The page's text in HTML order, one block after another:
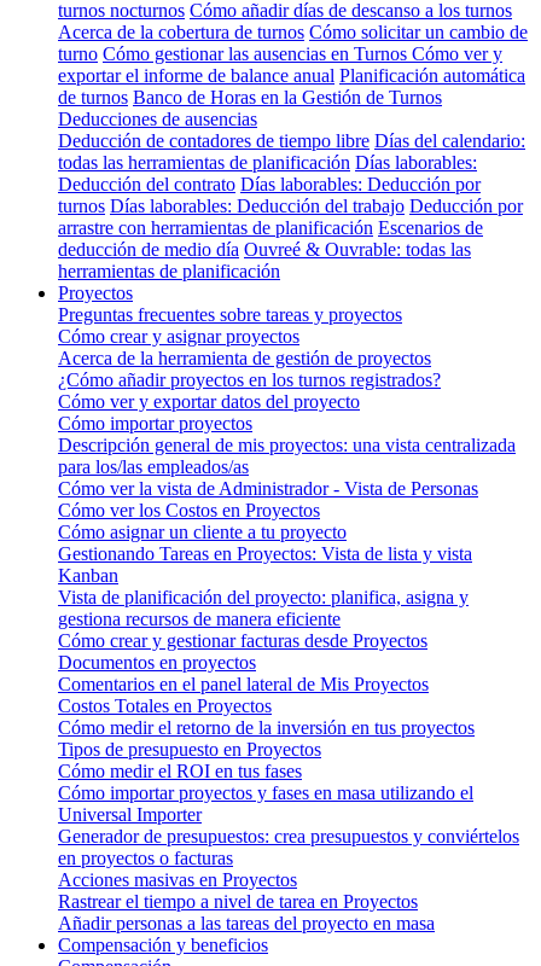
turnos nocturnos Cómo añadir días de descanso a los turnos
Acerca de la cobertura de turnos Cómo solicitar un cambio de
turno Cómo gestionar las ausencias en Turnos Cómo ver y
exportar el informe de balance anual Planificación automática
de turnos Banco de Horas en la Gestión de Turnos
Deducciones de ausencias
Deducción de contadores de tiempo libre Días del calendario:
todas las herramientas de planificación Días laborables:
Deducción del contrato Días laborables: Deducción por
turnos Días laborables: Deducción del trabajo Deducción por
arrastre con herramientas de planificación Escenarios de
deducción de medio día Ouvreé & Ouvrable: todas las
herramientas de planificación
Proyectos
Preguntas frecuentes sobre tareas y proyectos
Cómo crear y asignar proyectos
Acerca de la herramienta de gestión de proyectos
¿Cómo añadir proyectos en los turnos registrados?
Cómo ver y exportar datos del proyecto
Cómo importar proyectos
Descripción general de mis proyectos: una vista centralizada
para los/las empleados/as
Cómo ver la vista de Administrador - Vista de Personas
Cómo ver los Costos en Proyectos
Cómo asignar un cliente a tu proyecto
Gestionando Tareas en Proyectos: Vista de lista y vista
Kanban
Vista de planificación del proyecto: planifica, asigna y
gestiona recursos de manera eficiente
Cómo crear y gestionar facturas desde Proyectos
Documentos en proyectos
Comentarios en el panel lateral de Mis Proyectos
Costos Totales en Proyectos
Cómo medir el retorno de la inversión en tus proyectos
Tipos de presupuesto en Proyectos
Cómo medir el ROI en tus fases
Cómo importar proyectos y fases en masa utilizando el
Universal Importer
Generador de presupuestos: crea presupuestos y conviértelos
en proyectos o facturas
Acciones masivas en Proyectos
Rastrear el tiempo a nivel de tarea en Proyectos
Añadir personas a las tareas del proyecto en masa
Compensación y beneficios